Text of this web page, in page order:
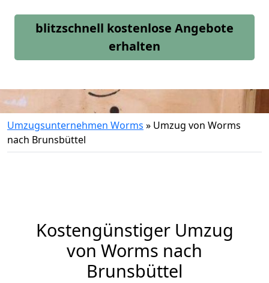
blitzschnell kostenlose Angebote
erhalten
Umzugsunternehmen Worms » Umzug von Worms
nach Brunsbüttel
Kostengünstiger Umzug
von Worms nach
Brunsbüttel